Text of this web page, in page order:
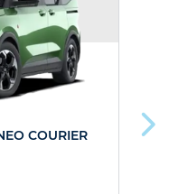
COURIER